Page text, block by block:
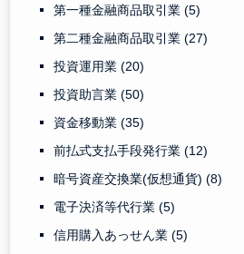
第一種金融商品取引業(5)
第二種金融商品取引業(27)
投資運用業(20)
投資助言業(50)
資金移動業(35)
前払式支払手段発行業(12)
暗号資産交換業(仮想通貨)(8)
電子決済等代行業(5)
信用購入あっせん業(5)